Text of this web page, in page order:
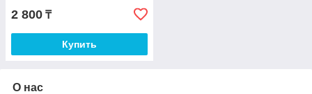
2 800 ₸
Купить
О нас